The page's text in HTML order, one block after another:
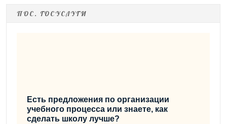
ПОС. ГОСУСЛУГИ
Есть предложения по организации
учебного процесса или знаете, как
сделать школу лучше?